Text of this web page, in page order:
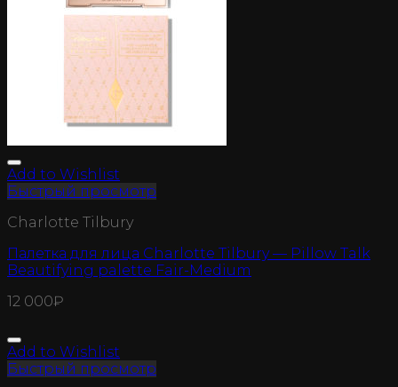
Add to Wishlist
Быстрый просмотр
Charlotte Tilbury
Палетка для лица Charlotte Tilbury — Pillow Talk
Beautifying palette Fair-Medium
12 000₽
Add to Wishlist
Быстрый просмотр